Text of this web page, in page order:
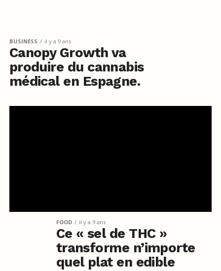
BUSINESS il y a 9 ans
Canopy Growth va
produire du cannabis
médical en Espagne.
FOOD il y a 9 ans
Ce « sel de THC »
transforme n’importe
quel plat en edible